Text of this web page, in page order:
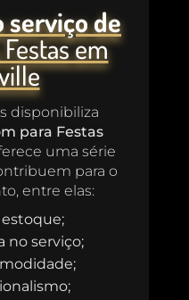
serviço de
em
disponibiliza
para Festas
uma série
para o
entre elas:
no serviço;